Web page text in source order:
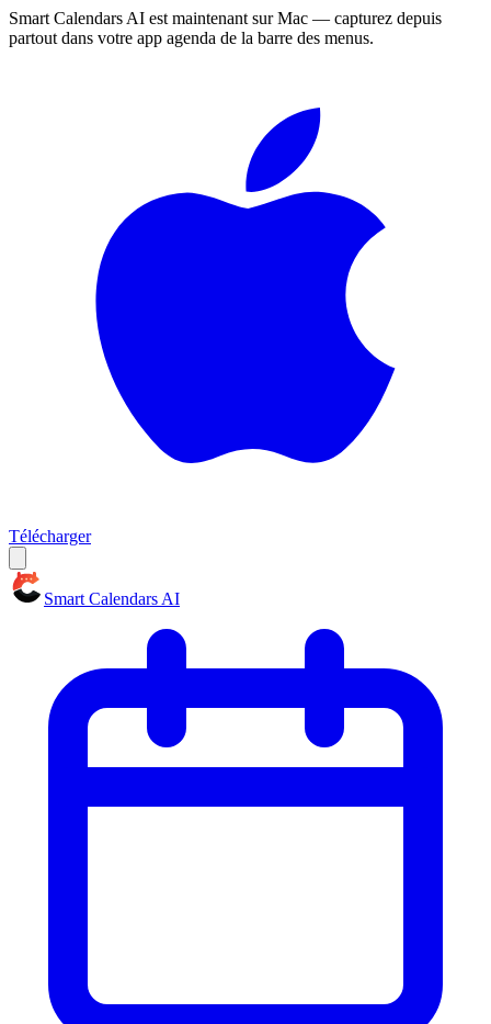
Smart Calendars AI est maintenant sur Mac — capturez depuis
partout dans votre app agenda de la barre des menus.
Télécharger
Smart Calendars AI